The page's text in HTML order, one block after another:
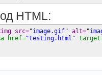
HTML:
src="image.gif" alt=
href="testing.html"